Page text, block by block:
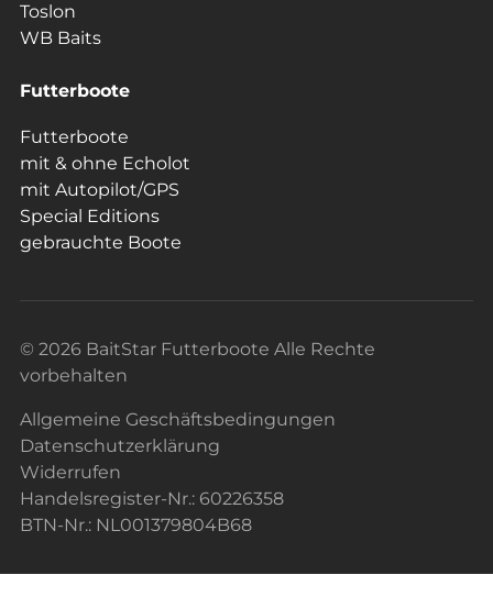
Toslon
WB Baits
Futterboote
Futterboote
mit & ohne Echolot
mit Autopilot/GPS
Special Editions
gebrauchte Boote
© 2026 BaitStar Futterboote Alle Rechte
vorbehalten
Allgemeine Geschäftsbedingungen
Datenschutzerklärung
Widerrufen
Handelsregister-Nr.: 60226358
BTN-Nr.: NL001379804B68